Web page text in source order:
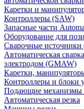
Каретки и
Контроллеры (SAW)
Запасные части
Оборудование для
Сварочные источники
Автоматическая
электродом (GMAW)
Каретки,
Контроллеры и блоки
Подающие механизмы
Автоматическая резка